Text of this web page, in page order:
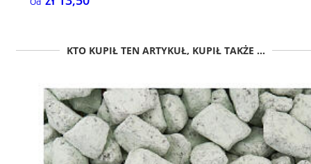
KTO KUPIŁ TEN ARTYKUŁ, KUPIŁ TAKŻE ...